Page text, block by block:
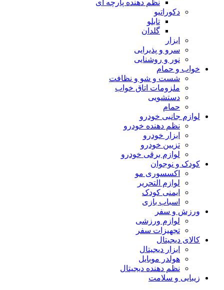
نظم دهنده پارچه ای
دکوراتیو
تابلو
گلدان
ابزار
سرو و پذیرایی
نور و روشنایی
خواب و حمام
شست و شو و نظافت
ملزومات اتاق خواب
دستشویی
حمام
لوازم جانبی خودرو
نظم دهنده خودرو
ابزار خودرو
تزیین خودرو
لوازم برقی خودرو
کودک و نوجوان
اکسسوری مو
لوازم التحریر
ایمنی کودک
اسباب بازی
ورزش و سفر
لوازم ورزشی
تجهیزات سفر
کالای دیجیتال
ابزار دیجیتال
هولدر موبایل
نظم دهنده دیجیتال
زیبایی و سلامت